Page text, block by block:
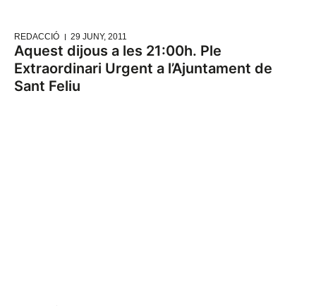
REDACCIÓ 29 JUNY, 2011
Aquest dijous a les 21:00h. Ple
Extraordinari Urgent a l’Ajuntament de
Sant Feliu